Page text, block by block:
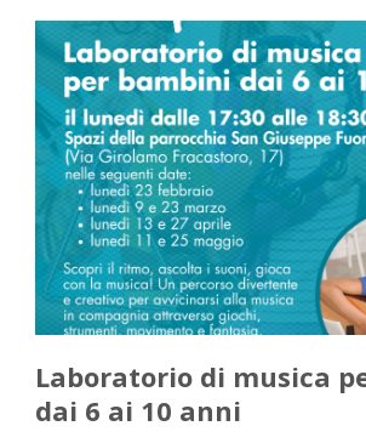
Laboratorio di musica
dai 6 ai 10 anni